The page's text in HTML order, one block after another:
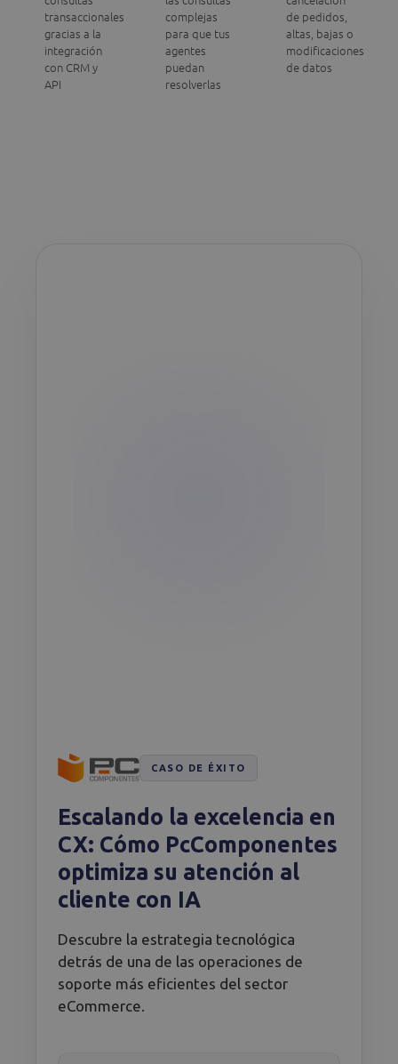
transaccionales
gracias a la
integración
con CRM y
API
complejas
para que tus
agentes
puedan
resolverlas
de pedidos,
altas, bajas o
modificaciones
de datos
CASO DE ÉXITO
Escalando la excelencia en
CX: Cómo PcComponentes
optimiza su atención al
cliente con IA
Descubre la estrategia tecnológica
detrás de una de las operaciones de
soporte más eficientes del sector
eCommerce.